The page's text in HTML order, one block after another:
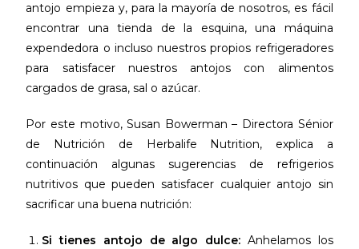
antojo empieza y, para la mayoría de nosotros, es fácil
encontrar una tienda de la esquina, una máquina
expendedora o incluso nuestros propios refrigeradores
para satisfacer nuestros antojos con alimentos
cargados de grasa, sal o azúcar.
Por este motivo, Susan Bowerman – Directora Sénior
de Nutrición de Herbalife Nutrition, explica a
continuación algunas sugerencias de refrigerios
nutritivos que pueden satisfacer cualquier antojo sin
sacrificar una buena nutrición:
Si tienes antojo de algo dulce: Anhelamos los